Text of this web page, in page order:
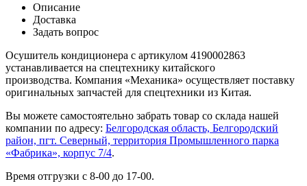
Описание
Доставка
Задать вопрос
Осушитель кондиционера с артикулом 4190002863
устанавливается на спецтехнику китайского
производства. Компания «Механика» осуществляет поставку
оригинальных запчастей для спецтехники из Китая.
Вы можете самостоятельно забрать товар со склада нашей
компании по адресу: Белгородская область, Белгородский
район, пгт. Северный, территория Промышленного парка
«Фабрика», корпус 7/4.
Время отгрузки с 8-00 до 17-00.